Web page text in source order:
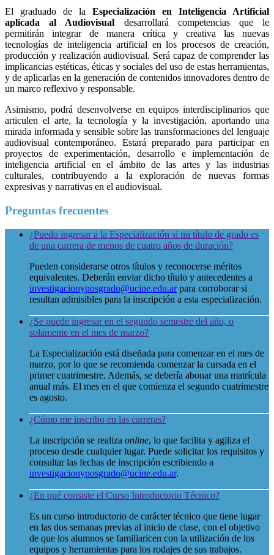
El graduado de la Especialización en Inteligencia Artificial
aplicada al Audiovisual desarrollará competencias que le
permitirán integrar de manera crítica y creativa las nuevas
tecnologías de inteligencia artificial en los procesos de creación,
producción y realización audiovisual. Será capaz de comprender las
implicancias estéticas, éticas y sociales del uso de estas herramientas,
y de aplicarlas en la generación de contenidos innovadores dentro de
un marco reflexivo y responsable.
Asimismo, podrá desenvolverse en equipos interdisciplinarios que
articulen el arte, la tecnología y la investigación, aportando una
mirada informada y sensible sobre las transformaciones del lenguaje
audiovisual contemporáneo. Estará preparado para participar en
proyectos de experimentación, desarrollo e implementación de
inteligencia artificial en el ámbito de las artes y las industrias
culturales, contribuyendo a la exploración de nuevas formas
expresivas y narrativas en el audiovisual.
Preguntas frecuentes
¿Puedo ingresar a la Especialización si mi título de grado es
de una carrera de menos de cuatro años de duración?
Pueden considerarse otros títulos y reconocerse méritos
equivalentes. Deberán enviar dicho título y antecedentes a
investigacionyposgrado@ucine.edu.arpara corroborar si
resultan admisibles para la inscripción a esta especialización.
¿Se puede ingresar en el segundo semestre del año, o
solamente en el mes de marzo?
La Especialización está diseñada para comenzar en el mes de
marzo, por lo que se recomienda comenzar la cursada en el
primer cuatrimestre. Además, se debería abonar una matrícula
anual más. El mes en el que comienza el segundo cuatrimestre
es agosto.
¿Cómo me inscribo en las carreras?
La inscripción se realiza online, lo que facilita y agiliza el
proceso desde cualquier lugar. Puede solicitar los requisitos y
consultar las fechas de inscripción escribiendo a
investigacionyposgrado@ucine.edu.ar.
¿En qué consiste el Curso Introductorio Técnico?
Es un curso introductorio de carácter técnico que tiene lugar
en las dos semanas previas al inicio de clase, con el objetivo
de que los alumnos se familiaricen con la utilización de los
equipos y herramientas para los rodajes de sus trabajos.